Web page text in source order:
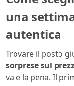
una
autentica
Trovare il posto
sorprese sul
vale la pena. Il